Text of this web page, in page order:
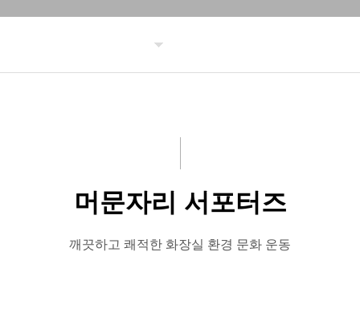
머문자리 서포터즈
깨끗하고 쾌적한 화장실 환경 문화 운동